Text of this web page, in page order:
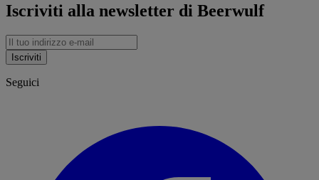
Iscriviti alla newsletter di Beerwulf
Iscriviti
Seguici